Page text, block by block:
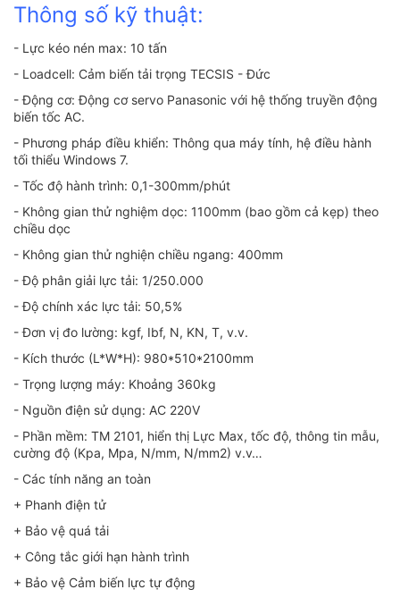
Thông số kỹ thuật:
- Lực kéo nén max: 10 tấn
- Loadcell: Cảm biến tải trọng TECSIS - Đức
- Động cơ: Động cơ servo Panasonic với hệ thống truyền động
biến tốc AC.
- Phương pháp điều khiển: Thông qua máy tính, hệ điều hành
tối thiểu Windows 7.
- Tốc độ hành trình: 0,1-300mm/phút
- Không gian thử nghiệm dọc: 1100mm (bao gồm cả kẹp) theo
chiều dọc
- Không gian thử nghiện chiều ngang: 400mm
- Độ phân giải lực tải: 1/250.000
- Độ chính xác lực tải: 50,5%
- Đơn vị đo lường: kgf, Ibf, N, KN, T, v.v.
- Kích thước (L*W*H): 980*510*2100mm
- Trọng lượng máy: Khoảng 360kg
- Nguồn điện sử dụng: AC 220V
- Phần mềm: TM 2101, hiển thị Lực Max, tốc độ, thông tin mẫu,
cường độ (Kpa, Mpa, N/mm, N/mm2) v.v…
- Các tính năng an toàn
+ Phanh điện tử
+ Bảo vệ quá tải
+ Công tắc giới hạn hành trình
+ Bảo vệ Cảm biến lực tự động